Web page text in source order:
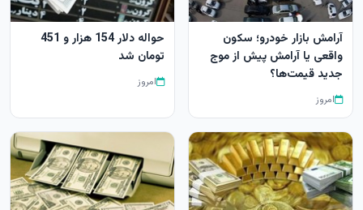
آرامش بازار خودرو؛ سکون
واقعی یا آرامش پیش از موج
جدید قیمت‌ها؟
امروز
حواله دلار 154 هزار و 451
تومان شد
امروز